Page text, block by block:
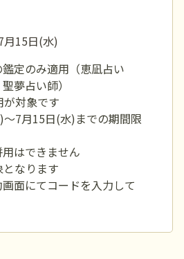
月15日(水)
定のみ適用（恵凪占い
夢占い師）
対象です
7月15日(水)までの期間限
はできません
なります
面にてコードを入力して